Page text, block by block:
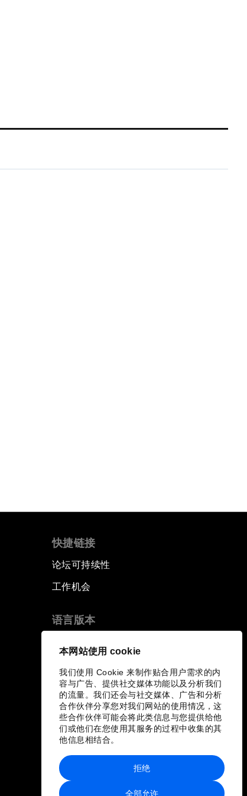
本网站使用 cookie
我们使用 Cookie 来制作贴合用户需求的内
容与广告、提供社交媒体功能以及分析我们
的流量。我们还会与社交媒体、广告和分析
合作伙伴分享您对我们网站的使用情况，这
些合作伙伴可能会将此类信息与您提供给他
们或他们在您使用其服务的过程中收集的其
他信息相结合。
全部允许
拒绝
快捷链接
论坛可持续性
工作机会
语言版本